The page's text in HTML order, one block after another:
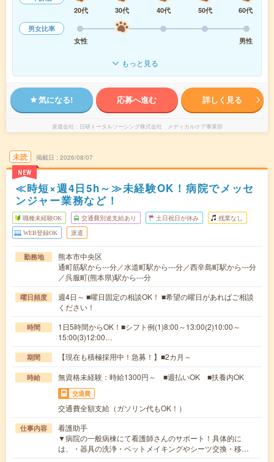
20代
30代 40代 50代
60代
男女比率
女性
男性
もっと見る
気になる! 応募へ進む 詳しく見る
派遣会社 日研トータルソーシング株式会社 メディカルケア事業部
未読
NEW
掲載日 2026/08/07
≪時短×週4日5h～≫未経験OK！病院でメッセ
ンジャー業務など！
職種未経験OK 交通費別途支給あり 土日祝日が休み 残業なし
WEB登録OK 派遣
勤務地
熊本市中央区
通町筋駅から---分／水道町駅から---分／西辛島町駅から---分
／呉服町(熊本県)駅から---分
曜日頻度
週4日～ ■曜日固定の相談OK！ ■希望の曜日があればご相談
ください！
時間
1日5時間からOK！■シフト例(1)8:00～13:00(2)10:00～
15:00(3)12:00…
期間 【現在も積極採用中！急募！】■2カ月～
時給 無資格未経験：時給1300円～ ■週払いOK ■扶養内OK
交通費
交通費全額支給（ガソリン代もOK！）
仕事内容
看護助手
▼病院の一般病棟にて看護師さんのサポート！具体的に
は、・器具の洗浄・ベットメイキングやシーツ交換・移…